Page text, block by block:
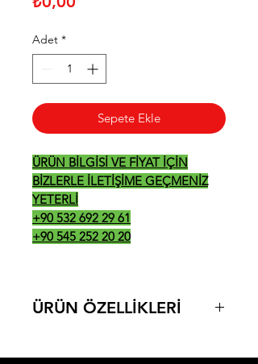
Adet *
Sepete Ekle
ÜRÜN BİLGİSİ VE FİYAT İÇİN
BİZLERLE İLETİŞİME GEÇMENİZ
YETERLİ
+90 532 692 29 61
+90 545 252 20 20
ÜRÜN ÖZELLİKLERİ
220V-50Hz/ 2.4 KW